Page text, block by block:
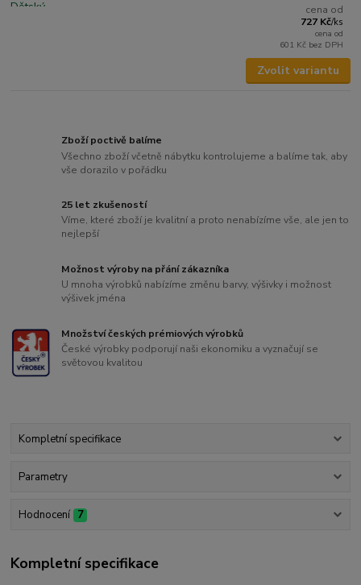
cena od
727 Kč/ks
cena od
601 Kč bez DPH
Zvolit variantu
Zboží poctivě balíme
Všechno zboží včetně nábytku kontrolujeme a balíme tak, aby
vše dorazilo v pořádku
25 let zkušeností
Víme, které zboží je kvalitní a proto nenabízíme vše, ale jen to
nejlepší
Možnost výroby na přání zákazníka
U mnoha výrobků nabízíme změnu barvy, výšivky i možnost
výšivek jména
Množství českých prémiových výrobků
České výrobky podporují naši ekonomiku a vyznačují se
světovou kvalitou
Kompletní specifikace
Parametry
Hodnocení 7
Kompletní specifikace